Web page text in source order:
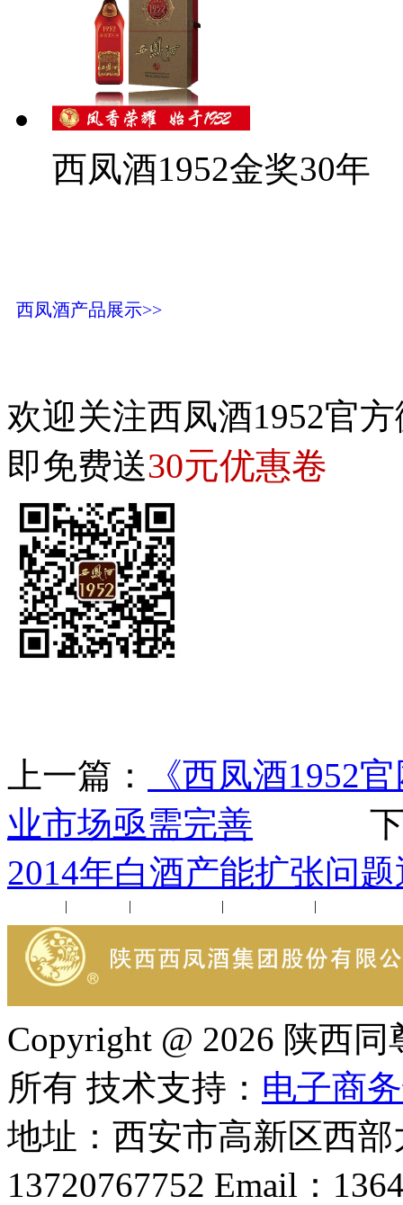
西凤酒1952金奖30年
西凤酒产品展示>>
欢迎关注西凤酒1952官
即免费送30元优惠卷
上一篇：
《西凤酒1952
业市场亟需完善 下一
2014年白酒产能扩张问
| | | |
Copyright @ 2026 陕西
所有 技术支持： 电子商
地址：西安市高新区西
13720767752 Email：